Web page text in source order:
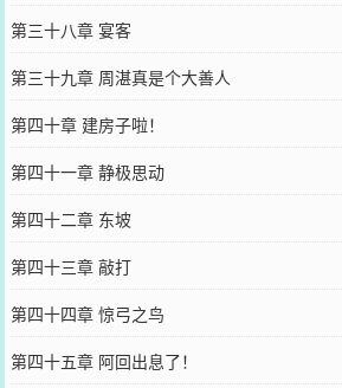
第三十八章 宴客
第三十九章 周湛真是个大善人
第四十章 建房子啦！
第四十一章 静极思动
第四十二章 东坡
第四十三章 敲打
第四十四章 惊弓之鸟
第四十五章 阿回出息了！